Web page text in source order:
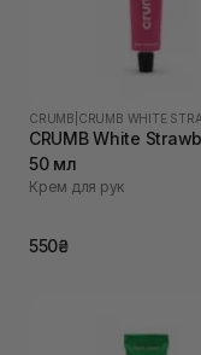
CRUMB
CRUMB White
50 мл
Крем для рук
550₴